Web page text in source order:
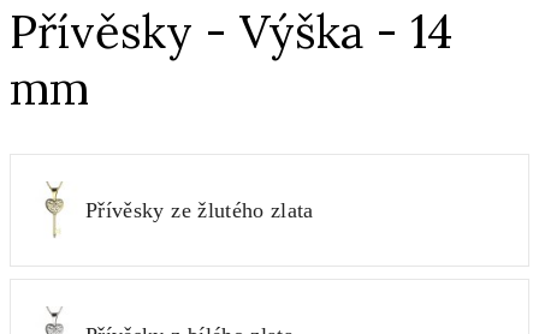
Přívěsky - Výška - 14
mm
Přívěsky ze žlutého zlata